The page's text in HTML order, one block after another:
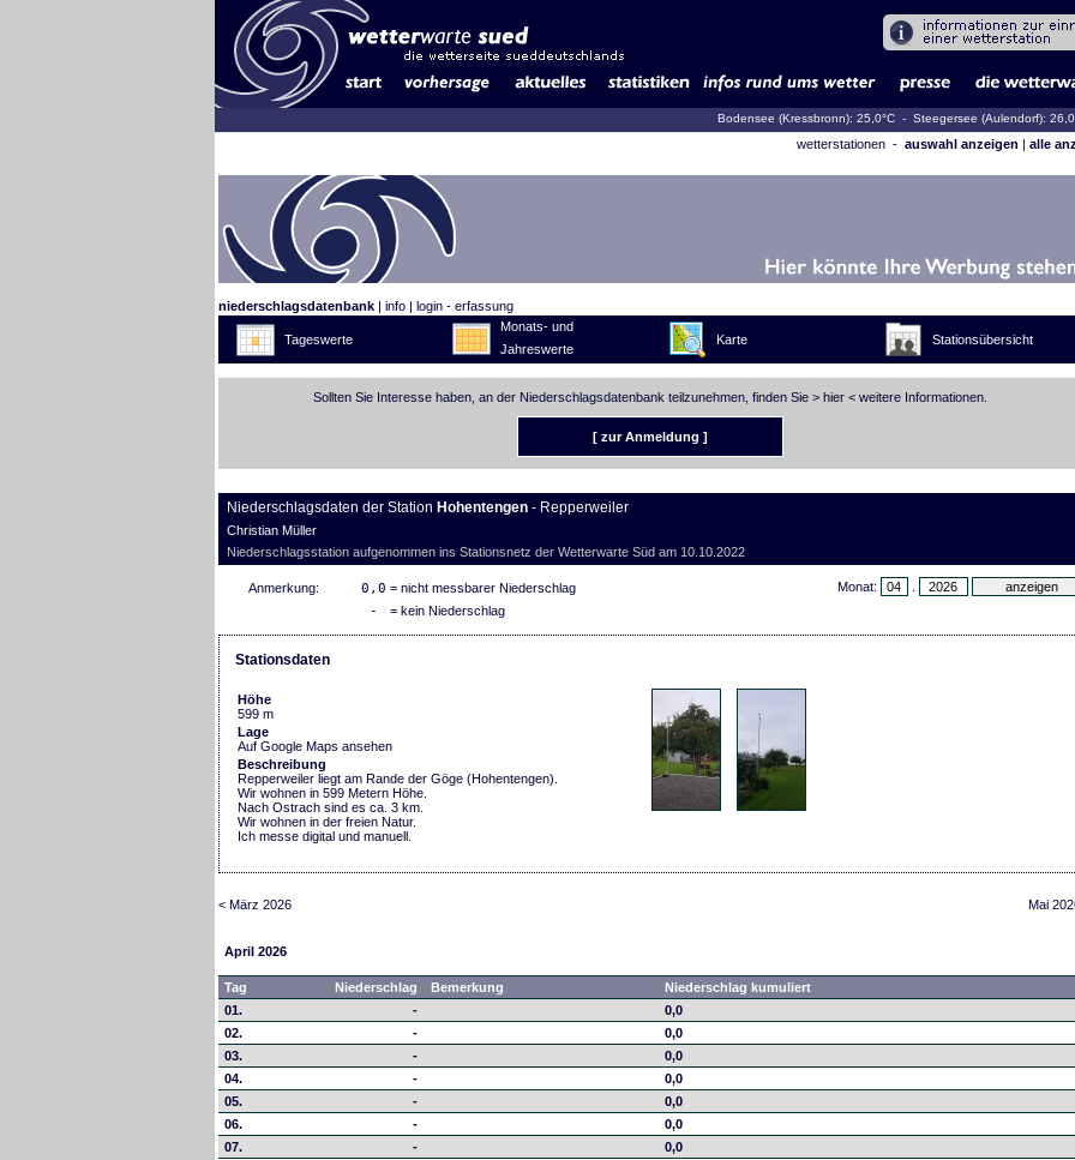
Bodensee (Kressbronn): 25,0°C - Steegersee (Aulendorf):
wetterstationen - auswahl anzeigen | alle
niederschlagsdatenbank| info| login - erfassung
Tageswerte
Monats- und
Jahreswerte
Karte Stationsübersicht
Sollten Sie Interesse haben, an der Niederschlagsdatenbank teilzunehmen, finden Sie > hier< weitere Informationen.
[ zur Anmeldung ]
Niederschlagsdaten der Station Hohentengen- Repperweiler
Christian Müller
Niederschlagsstation aufgenommen ins Stationsnetz der Wetterwarte Süd am 10.10.2022
Monat:
Anmerkung: 0,0 = nicht messbarer Niederschlag
- = kein Niederschlag
Stationsdaten
Höhe
599 m
Lage
Auf Google Maps ansehen
Beschreibung
Repperweiler liegt am Rande der Göge (Hohentengen).
Wir wohnen in 599 Metern Höhe.
Nach Ostrach sind es ca. 3 km.
Wir wohnen in der freien Natur.
Ich messe digital und manuell.
< März 2026 Mai
April 2026
Tag Niederschlag Bemerkung
Niederschlag kumuliert
01.
-
0,0
02.
-
0,0
03.
-
0,0
04.
-
0,0
05.
-
0,0
06.
-
0,0
07.
-
0,0